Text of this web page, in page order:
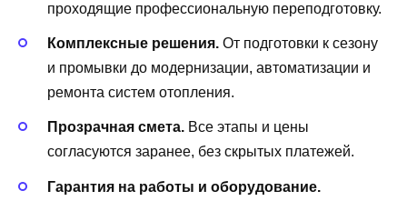
проходящие профессиональную переподготовку.
Комплексные решения. От подготовки к сезону
и промывки до модернизации, автоматизации и
ремонта систем отопления.
Прозрачная смета. Все этапы и цены
согласуются заранее, без скрытых платежей.
Гарантия на работы и оборудование.